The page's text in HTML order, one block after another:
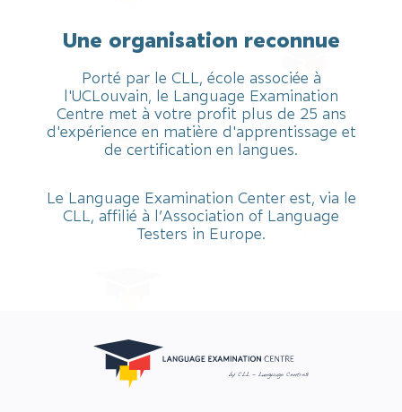
Une organisation reconnue
Porté par le CLL, école associée à
l'UCLouvain, le Language Examination
Centre met à votre profit plus de 25 ans
d'expérience en matière d'apprentissage et
de certification en langues.
Le Language Examination Center est, via le
CLL, affilié à l’Association of Language
Testers in Europe.